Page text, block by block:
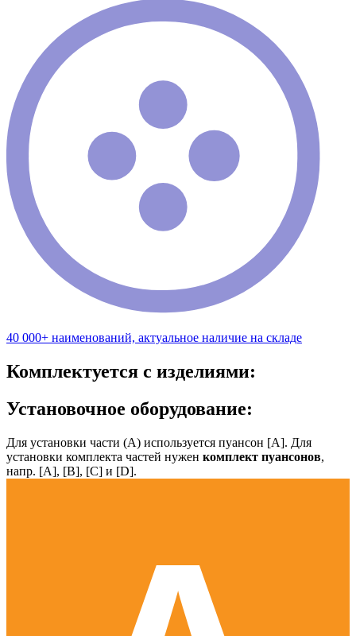
40 000+ наименований, актуальное наличие на складе
Комплектуется с изделиями:
Установочное оборудование:
Для установки части (А) используется пуансон [А]. Для
установки комплекта частей нужен комплект пуансонов,
напр. [А], [B], [С] и [D].